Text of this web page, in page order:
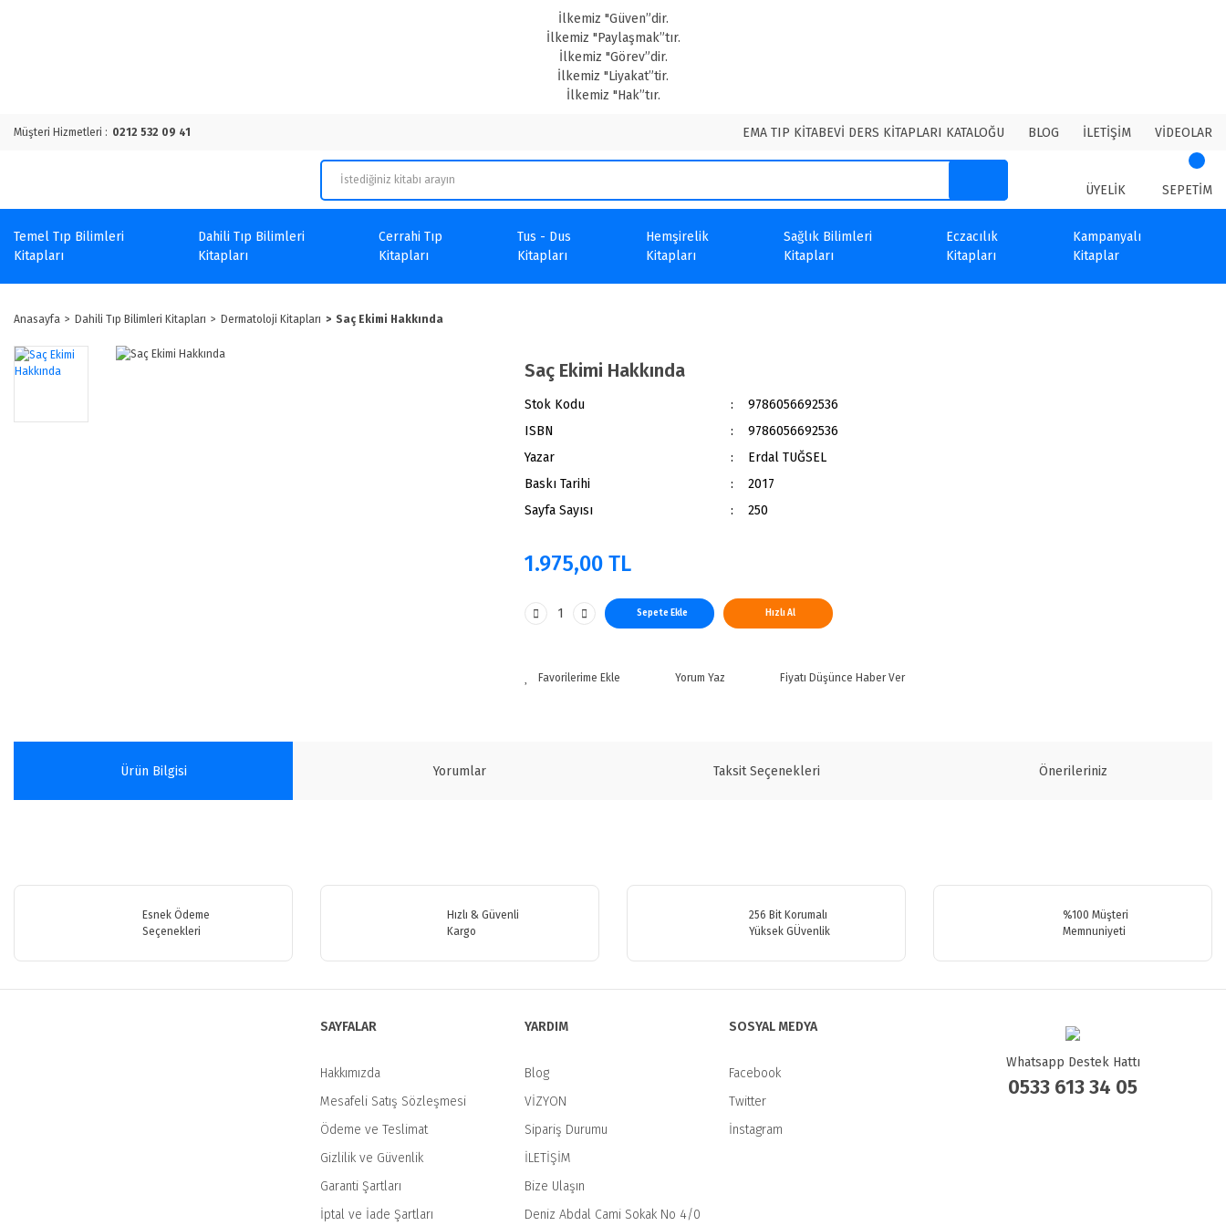
İlkemiz "Güven”dir.
İlkemiz "Paylaşmak”tır.
İlkemiz "Görev”dir.
İlkemiz "Liyakat”tir.
İlkemiz "Hak”tır.
Müşteri Hizmetleri : 0212 532 09 41 EMA TIP KİTABEVİ DERS KİTAPLARI KATALOĞU BLOG İLETİŞİM VİDEOLAR
ÜYELİK SEPETİM
Temel Tıp Bilimleri
Kitapları
Dahili Tıp Bilimleri
Kitapları
Cerrahi Tıp
Kitapları
Tus - Dus
Kitapları
Hemşirelik
Kitapları
Sağlık Bilimleri
Kitapları
Eczacılık
Kitapları
Kampanyalı
Kitaplar
Anasayfa Dahili Tıp Bilimleri Kitapları Dermatoloji Kitapları Saç Ekimi Hakkında
Saç Ekimi Hakkında
Stok Kodu
9786056692536
ISBN
9786056692536
Yazar
Erdal TUĞSEL
Baskı Tarihi
2017
Sayfa Sayısı
250
1.975,00 TL
Sepete Ekle Hızlı Al
Yorum Yaz Fiyatı Düşünce Haber Ver
Ürün Bilgisi Yorumlar Taksit Seçenekleri Önerileriniz
Bu ürüne ilk yorumu siz yapın!
Ürün resmi kalitesiz, bozuk veya görüntülenemiyor.
Esnek Ödeme
Seçenekleri
Hızlı & Güvenli
Kargo
256 Bit Korumalı
Yüksek GÜvenlik
%100 Müşteri
Memnuniyeti
SAYFALAR
Hakkımızda
Mesafeli Satış Sözleşmesi
Ödeme ve Teslimat
Gizlilik ve Güvenlik
Garanti Şartları
İptal ve İade Şartları
YARDIM
Blog
VİZYON
Sipariş Durumu
İLETİŞİM
Bize Ulaşın
Deniz Abdal Cami Sokak No 4/0
SOSYAL MEDYA
Facebook
Twitter
İnstagram
Whatsapp Destek Hattı
0533 613 34 05